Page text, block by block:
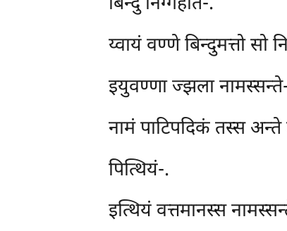
य्वायं वण्णे बिन्दुमत्तो सो
इयुवण्णा ज्झला
नामं पाटिपदिकं तस्स
पित्थियं-.
इत्थियं वत्तमानस्स